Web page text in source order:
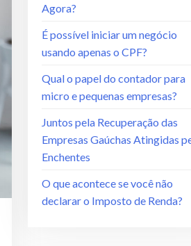
Agora?
É possível iniciar um negócio
usando apenas o CPF?
Qual o papel do contador para
micro e pequenas empresas?
Juntos pela Recuperação das
Empresas Gaúchas Atingidas
Enchentes
O que acontece se você não
declarar o Imposto de Renda?